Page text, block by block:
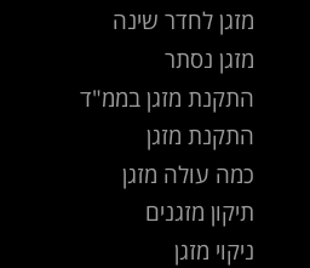
מזגן לחדר שינה
מזגן נסתר
התקנת מזגן בממ"ד
התקנת מזגן
כמה עולה מזגן
תיקון מזגנים
ניקוי מזגן